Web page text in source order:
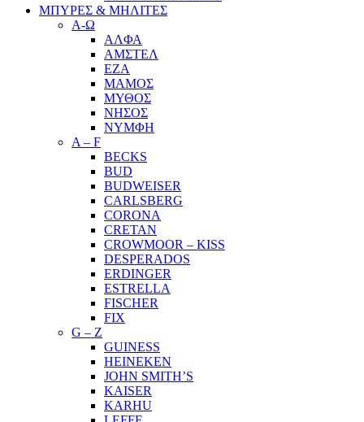
ΜΠΥΡΕΣ & ΜΗΛΙΤΕΣ
Α-Ω
ΑΛΦΑ
ΑΜΣΤΕΛ
ΕΖΑ
ΜΑΜΟΣ
ΜΥΘΟΣ
ΝΗΣΟΣ
ΝΥΜΦΗ
A – F
BECKS
BUD
BUDWEISER
CARLSBERG
CORONA
CRETAN
CROWMOOR – KISS
DESPERADOS
ERDINGER
ESTRELLA
FISCHER
FIX
G – Z
GUINESS
HEINEKEN
JOHN SMITH’S
KAISER
KARHU